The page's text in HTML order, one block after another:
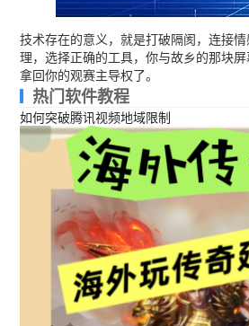
技术存在的意义，就是打破隔阂，连接
理，选择正确的工具，你与故乡的那块
拿回你的观赛主导权了。
热门软件教程
如何突破腾讯视频地域限制